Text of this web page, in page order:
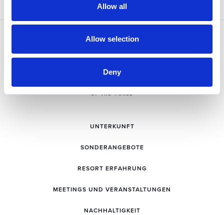
Allow all
Allow selection
Deny
UNTERKUNFT
SONDERANGEBOTE
RESORT ERFAHRUNG
MEETINGS UND VERANSTALTUNGEN
NACHHALTIGKEIT